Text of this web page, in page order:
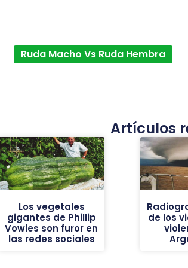
Ruda Macho Vs Ruda Hembra
Artículos
Los vegetales
gigantes de Phillip
Vowles son furor en
las redes sociales
de los